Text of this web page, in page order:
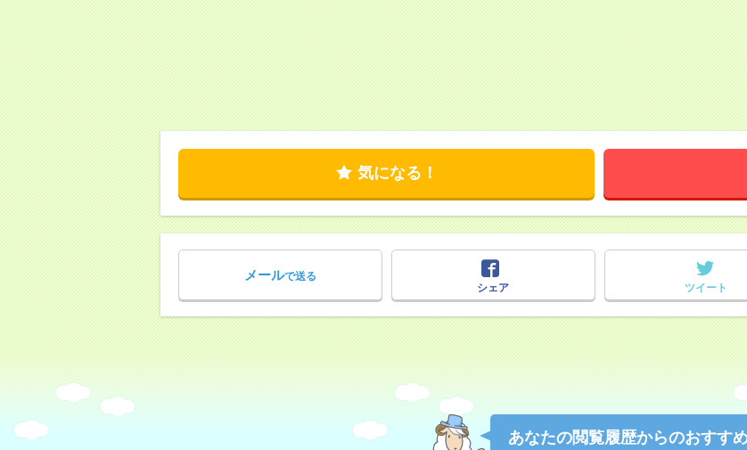
気になる！
メールで送る
シェア
ツイート
あなたの閲覧履歴からのおすす